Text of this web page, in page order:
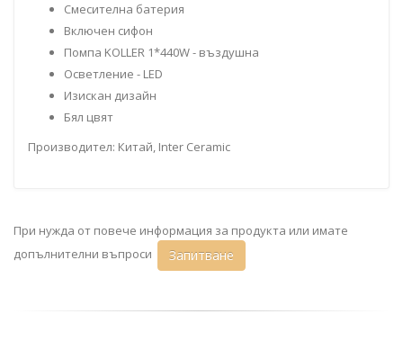
Смесителна батерия
Включен сифон
Помпа KOLLER 1*440W - въздушна
Осветление - LED
Изискан дизайн
Бял цвят
Производител: Китай, Inter Ceramic
При нужда от повече информация за продукта или имате
допълнителни въпроси
Запитване